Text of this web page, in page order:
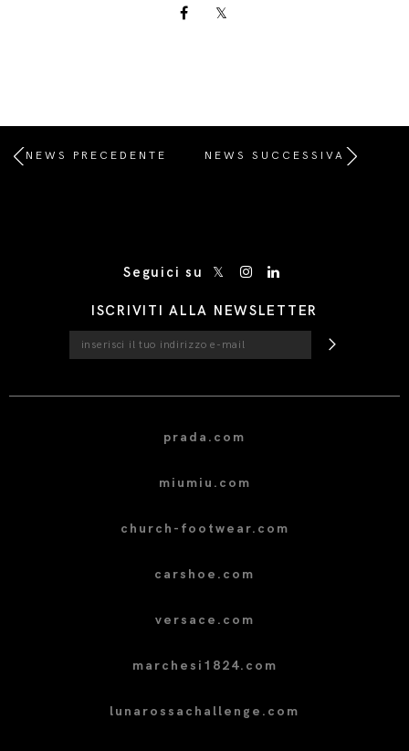
NEWS PRECEDENTE NEWS SUCCESSIVA
Seguici su
ISCRIVITI ALLA NEWSLETTER
prada.com
miumiu.com
church-footwear.com
carshoe.com
versace.com
marchesi1824.com
lunarossachallenge.com